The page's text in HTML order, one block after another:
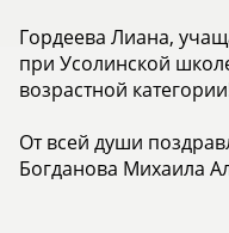
Гордеева Лиана,
при Усолинской
возрастной
От всей души
Богданова Михаила